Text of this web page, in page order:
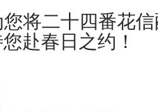
将二十四番花
赴春日之约！